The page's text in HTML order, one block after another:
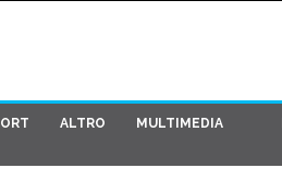
ALTRO MULTIMEDIA